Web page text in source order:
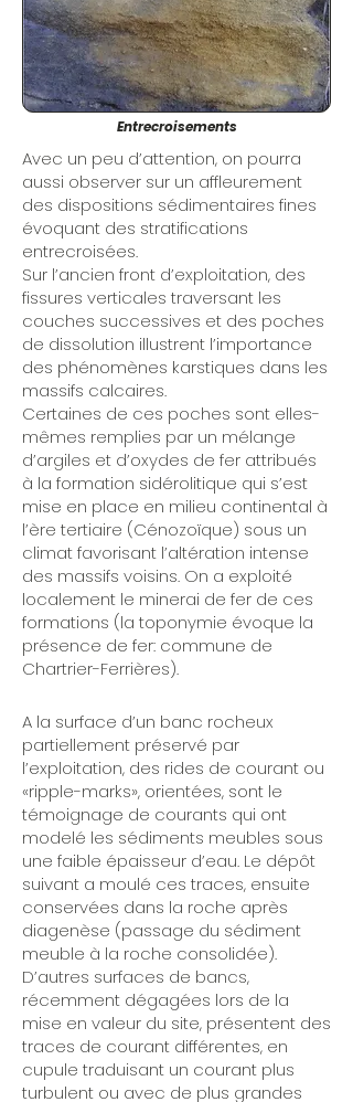
Entrecroisements
Avec un peu d’attention, on pourra
aussi observer sur un affleurement
des dispositions sédimentaires fines
évoquant des stratifications
entrecroisées.
Sur l’ancien front d’exploitation, des
fissures verticales traversant les
couches successives et des poches
de dissolution illustrent l’importance
des phénomènes karstiques dans les
massifs calcaires.
Certaines de ces poches sont elles-
mêmes remplies par un mélange
d’argiles et d’oxydes de fer attribués
à la formation sidérolitique qui s’est
mise en place en milieu continental à
l’ère tertiaire (Cénozoïque) sous un
climat favorisant l’altération intense
des massifs voisins. On a exploité
localement le minerai de fer de ces
formations (la toponymie évoque la
présence de fer: commune de
Chartrier-Ferrières).
A la surface d’un banc rocheux
partiellement préservé par
l’exploitation, des rides de courant ou
«ripple-marks», orientées, sont le
témoignage de courants qui ont
modelé les sédiments meubles sous
une faible épaisseur d’eau. Le dépôt
suivant a moulé ces traces, ensuite
conservées dans la roche après
diagenèse (passage du sédiment
meuble à la roche consolidée).
D’autres surfaces de bancs,
récemment dégagées lors de la
mise en valeur du site, présentent des
traces de courant différentes, en
cupule traduisant un courant plus
turbulent ou avec de plus grandes